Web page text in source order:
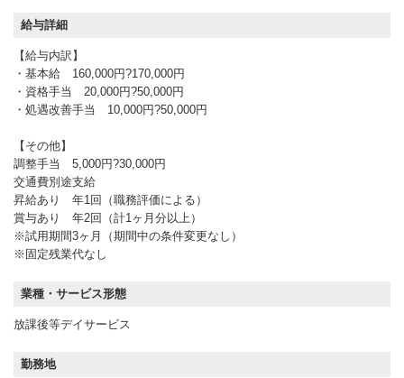
給与詳細
【給与内訳】
・基本給 160,000円?170,000円
・資格手当 20,000円?50,000円
・処遇改善手当 10,000円?50,000円
【その他】
調整手当 5,000円?30,000円
交通費別途支給
昇給あり 年1回（職務評価による）
賞与あり 年2回（計1ヶ月分以上）
※試用期間3ヶ月（期間中の条件変更なし）
※固定残業代なし
業種・サービス形態
放課後等デイサービス
勤務地